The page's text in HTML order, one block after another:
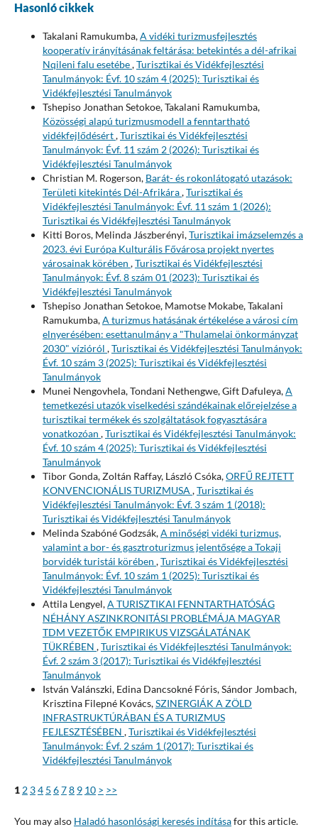
Hasonló cikkek
Takalani Ramukumba,A vidéki turizmusfejlesztés
kooperatív irányításának feltárása: betekintés a dél-afrikai
Nqileni falu esetébe,Turisztikai és Vidékfejlesztési
Tanulmányok: Évf. 10 szám 4 (2025): Turisztikai és
Vidékfejlesztési Tanulmányok
Tshepiso Jonathan Setokoe, Takalani Ramukumba,
Közösségi alapú turizmusmodell a fenntartható
vidékfejlődésért,Turisztikai és Vidékfejlesztési
Tanulmányok: Évf. 11 szám 2 (2026): Turisztikai és
Vidékfejlesztési Tanulmányok
Christian M. Rogerson, Barát- és rokonlátogató utazások:
Területi kitekintés Dél-Afrikára,Turisztikai és
Vidékfejlesztési Tanulmányok: Évf. 11 szám 1 (2026):
Turisztikai és Vidékfejlesztési Tanulmányok
Kitti Boros, Melinda Jászberényi,Turisztikai imázselemzés a
2023. évi Európa Kulturális Fővárosa projekt nyertes
városainak körében ,Turisztikai és Vidékfejlesztési
Tanulmányok: Évf. 8 szám 01 (2023): Turisztikai és
Vidékfejlesztési Tanulmányok
Tshepiso Jonathan Setokoe, Mamotse Mokabe, Takalani
Ramukumba,A turizmus hatásának értékelése a városi cím
elnyerésében: esettanulmány a "Thulamelai önkormányzat
2030" vízióról ,Turisztikai és Vidékfejlesztési Tanulmányok:
Évf. 10 szám 3 (2025): Turisztikai és Vidékfejlesztési
Tanulmányok
Munei Nengovhela, Tondani Nethengwe, Gift Dafuleya,A
temetkezési utazók viselkedési szándékainak előrejelzése a
turisztikai termékek és szolgáltatások fogyasztására
vonatkozóan ,Turisztikai és Vidékfejlesztési Tanulmányok:
Évf. 10 szám 4 (2025): Turisztikai és Vidékfejlesztési
Tanulmányok
Tibor Gonda, Zoltán Raffay, László Csóka,ORFŰ REJTETT
KONVENCIONÁLIS TURIZMUSA ,Turisztikai és
Vidékfejlesztési Tanulmányok: Évf. 3 szám 1 (2018):
Turisztikai és Vidékfejlesztési Tanulmányok
Melinda Szabóné Godzsák,A minőségi vidéki turizmus,
valamint a bor- és gasztroturizmus jelentősége a Tokaji
borvidék turistái körében ,Turisztikai és Vidékfejlesztési
Tanulmányok: Évf. 10 szám 1 (2025): Turisztikai és
Vidékfejlesztési Tanulmányok
Attila Lengyel,A TURISZTIKAI FENNTARTHATÓSÁG
NÉHÁNY ASZINKRONITÁSI PROBLÉMÁJA MAGYAR
TDM VEZETŐK EMPIRIKUS VIZSGÁLATÁNAK
TÜKRÉBEN ,Turisztikai és Vidékfejlesztési Tanulmányok:
Évf. 2 szám 3 (2017): Turisztikai és Vidékfejlesztési
Tanulmányok
István Valánszki, Edina Dancsokné Fóris, Sándor Jombach,
Krisztina Filepné Kovács,SZINERGIÁK A ZÖLD
INFRASTRUKTÚRÁBAN ÉS A TURIZMUS
FEJLESZTÉSÉBEN ,Turisztikai és Vidékfejlesztési
Tanulmányok: Évf. 2 szám 1 (2017): Turisztikai és
Vidékfejlesztési Tanulmányok
1 2 34 5 678 9 10 > >>
You may also Haladó hasonlósági keresés indításafor this article.